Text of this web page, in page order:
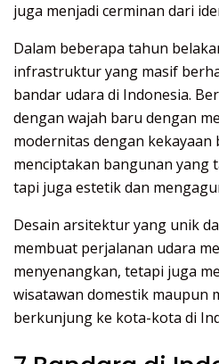
juga menjadi cerminan dari
Dalam beberapa tahun
infrastruktur yang masif
bandar udara di Indonesia.
dengan wajah baru dengan
modernitas dengan kekayaan
menciptakan bangunan yang
tapi juga estetik dan
Desain arsitektur yang unik
membuat perjalanan udara
menyenangkan, tetapi juga
wisatawan domestik maupun
berkunjung ke kota-kota di